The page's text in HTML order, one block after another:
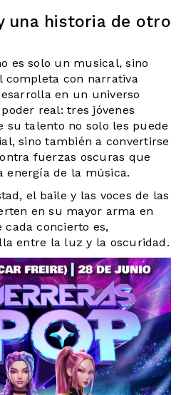
una historia de otro
es solo un musical, sino
completa con narrativa
en un universo
real: tres jóvenes
su talento no solo les puede
sino también a convertirse
fuerzas oscuras que
energía de la música.
el baile y las voces de las
en su mayor arma en
cada concierto es,
entre la luz y la oscuridad.